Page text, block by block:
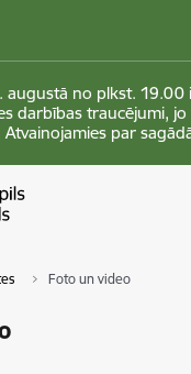
augustā no plkst. 19.00
darbības traucējumi,
par
Foto un video